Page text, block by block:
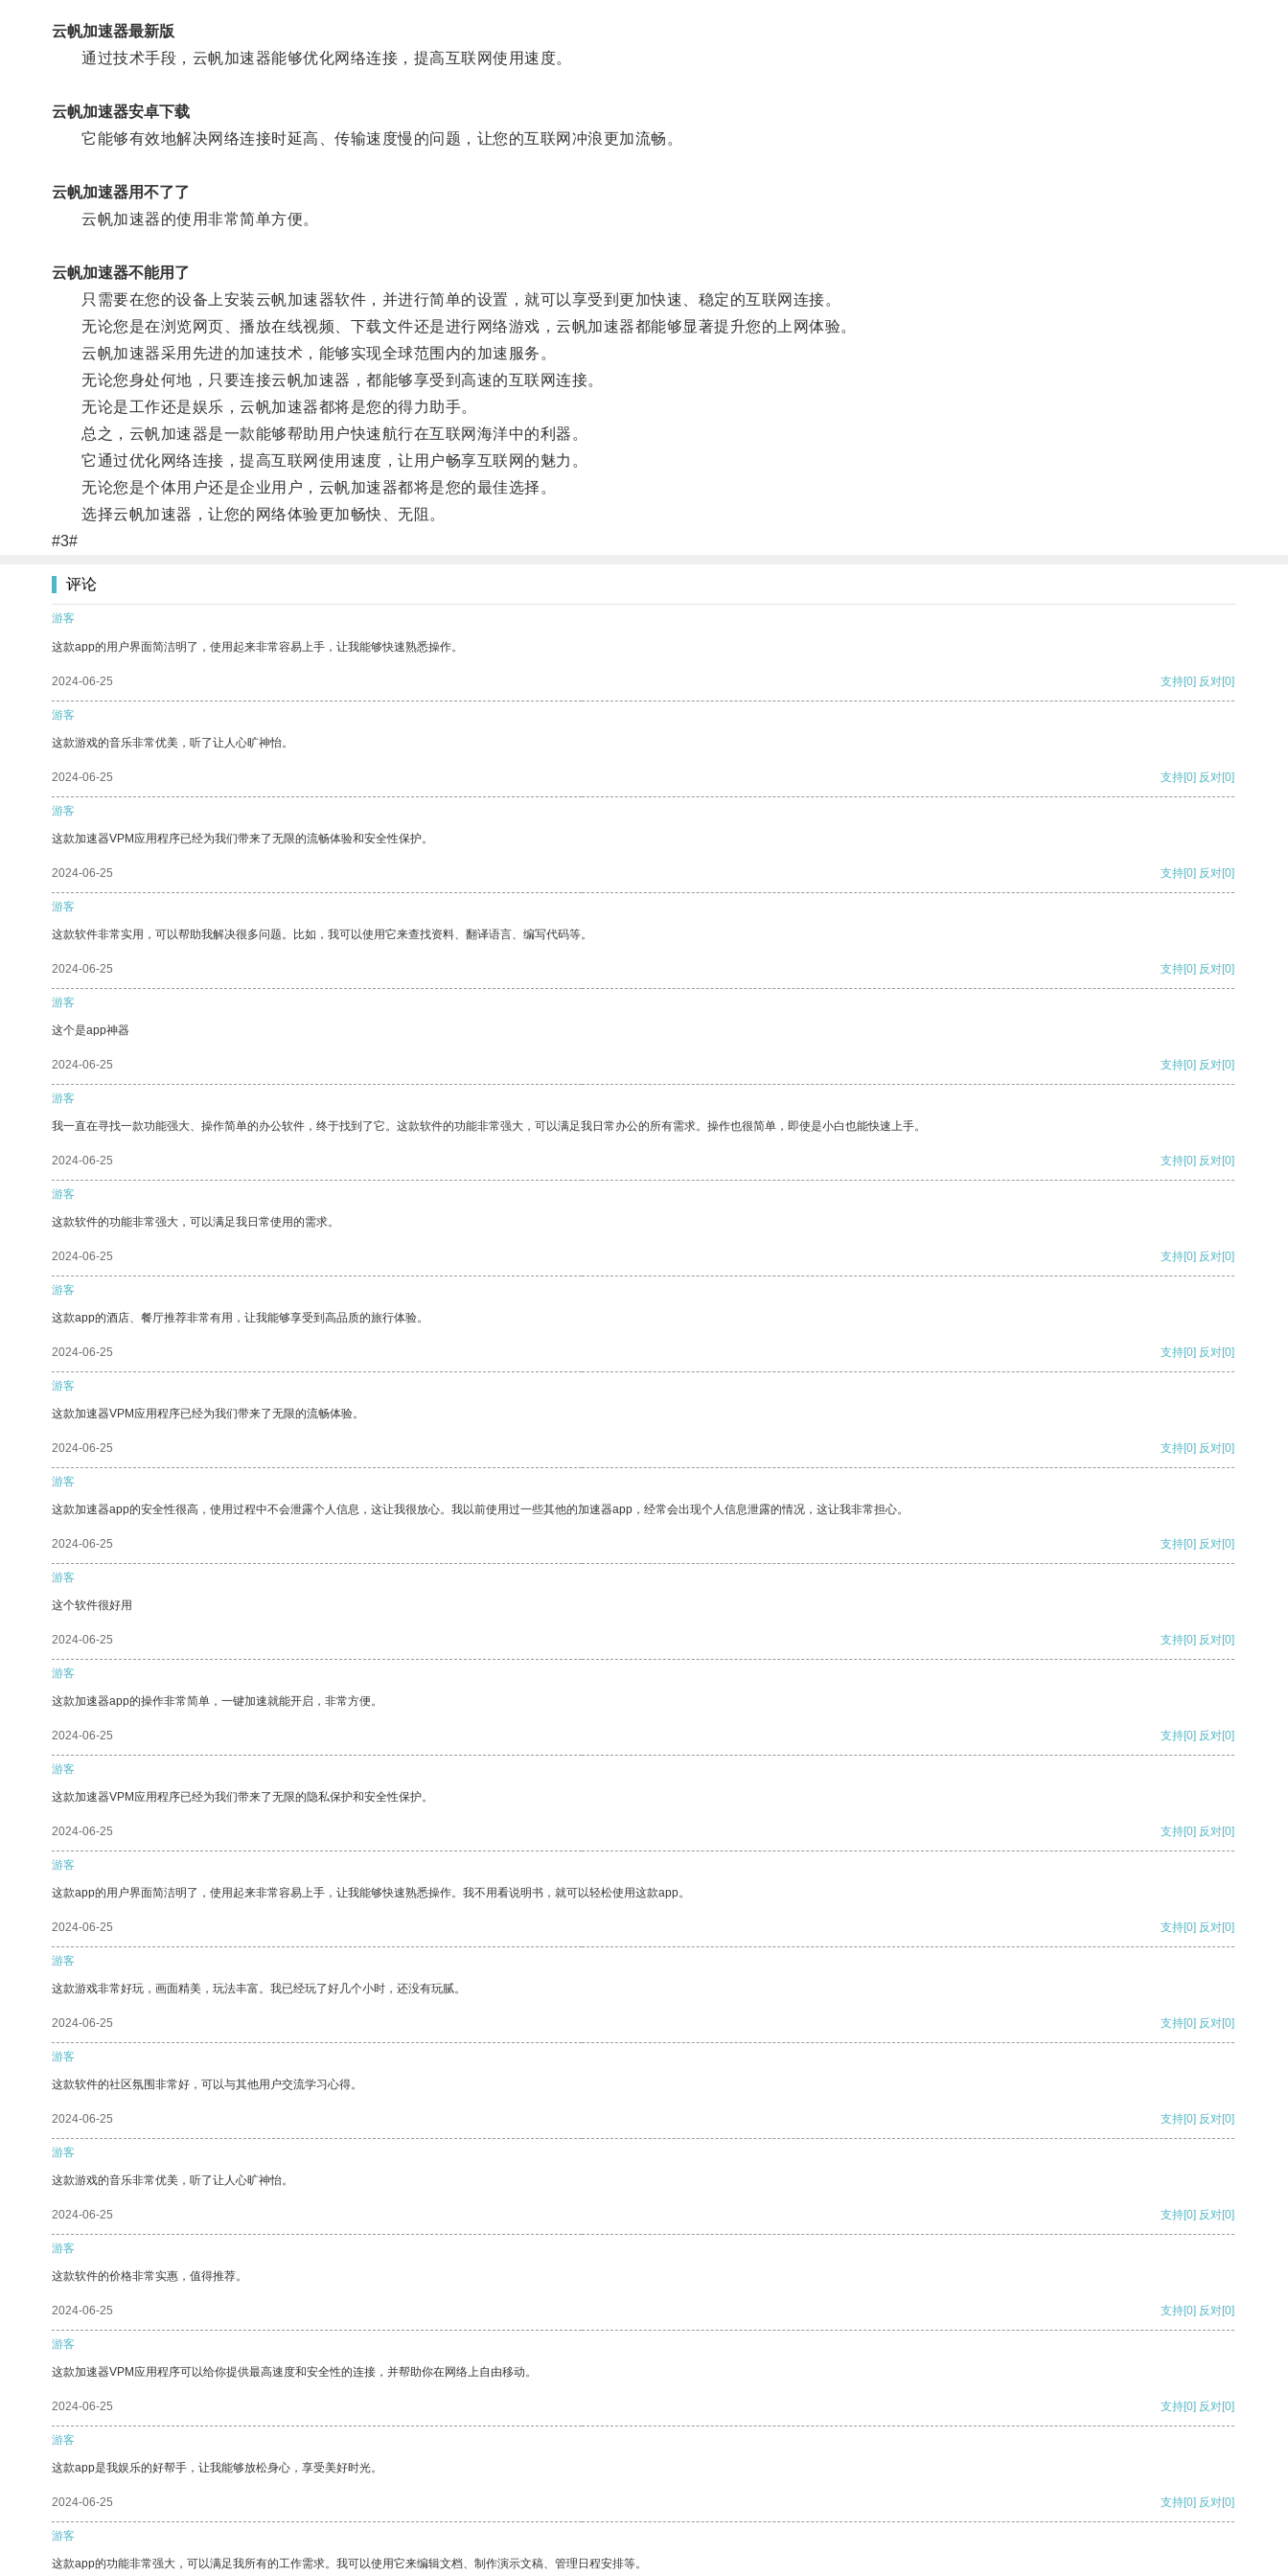
云帆加速器最新版
通过技术手段，云帆加速器能够优化网络连接，提高互联网使用速度。
云帆加速器安卓下载
它能够有效地解决网络连接时延高、传输速度慢的问题，让您的互联网冲浪更加流畅。
云帆加速器用不了了
云帆加速器的使用非常简单方便。
云帆加速器不能用了
只需要在您的设备上安装云帆加速器软件，并进行简单的设置，就可以享受到更加快速、稳定的互联网连接。
无论您是在浏览网页、播放在线视频、下载文件还是进行网络游戏，云帆加速器都能够显著提升您的上网体验。
云帆加速器采用先进的加速技术，能够实现全球范围内的加速服务。
无论您身处何地，只要连接云帆加速器，都能够享受到高速的互联网连接。
无论是工作还是娱乐，云帆加速器都将是您的得力助手。
总之，云帆加速器是一款能够帮助用户快速航行在互联网海洋中的利器。
它通过优化网络连接，提高互联网使用速度，让用户畅享互联网的魅力。
无论您是个体用户还是企业用户，云帆加速器都将是您的最佳选择。
选择云帆加速器，让您的网络体验更加畅快、无阻。
#3#
评论
游客
这款app的用户界面简洁明了，使用起来非常容易上手，让我能够快速熟悉操作。
2024-06-25 支持[0] 反对[0]
游客
这款游戏的音乐非常优美，听了让人心旷神怡。
2024-06-25 支持[0] 反对[0]
游客
这款加速器VPM应用程序已经为我们带来了无限的流畅体验和安全性保护。
2024-06-25 支持[0] 反对[0]
游客
这款软件非常实用，可以帮助我解决很多问题。比如，我可以使用它来查找资料、翻译语言、编写代码等。
2024-06-25 支持[0] 反对[0]
游客
这个是app神器
2024-06-25 支持[0] 反对[0]
游客
我一直在寻找一款功能强大、操作简单的办公软件，终于找到了它。这款软件的功能非常强大，可以满足我日常办公的所有需求。操作也很简单，即使是小白也能快速上手。
2024-06-25 支持[0] 反对[0]
游客
这款软件的功能非常强大，可以满足我日常使用的需求。
2024-06-25 支持[0] 反对[0]
游客
这款app的酒店、餐厅推荐非常有用，让我能够享受到高品质的旅行体验。
2024-06-25 支持[0] 反对[0]
游客
这款加速器VPM应用程序已经为我们带来了无限的流畅体验。
2024-06-25 支持[0] 反对[0]
游客
这款加速器app的安全性很高，使用过程中不会泄露个人信息，这让我很放心。我以前使用过一些其他的加速器app，经常会出现个人信息泄露的情况，这让我非常担心。
2024-06-25 支持[0] 反对[0]
游客
这个软件很好用
2024-06-25 支持[0] 反对[0]
游客
这款加速器app的操作非常简单，一键加速就能开启，非常方便。
2024-06-25 支持[0] 反对[0]
游客
这款加速器VPM应用程序已经为我们带来了无限的隐私保护和安全性保护。
2024-06-25 支持[0] 反对[0]
游客
这款app的用户界面简洁明了，使用起来非常容易上手，让我能够快速熟悉操作。我不用看说明书，就可以轻松使用这款app。
2024-06-25 支持[0] 反对[0]
游客
这款游戏非常好玩，画面精美，玩法丰富。我已经玩了好几个小时，还没有玩腻。
2024-06-25 支持[0] 反对[0]
游客
这款软件的社区氛围非常好，可以与其他用户交流学习心得。
2024-06-25 支持[0] 反对[0]
游客
这款游戏的音乐非常优美，听了让人心旷神怡。
2024-06-25 支持[0] 反对[0]
游客
这款软件的价格非常实惠，值得推荐。
2024-06-25 支持[0] 反对[0]
游客
这款加速器VPM应用程序可以给你提供最高速度和安全性的连接，并帮助你在网络上自由移动。
2024-06-25 支持[0] 反对[0]
游客
这款app是我娱乐的好帮手，让我能够放松身心，享受美好时光。
2024-06-25 支持[0] 反对[0]
游客
这款app的功能非常强大，可以满足我所有的工作需求。我可以使用它来编辑文档、制作演示文稿、管理日程安排等。